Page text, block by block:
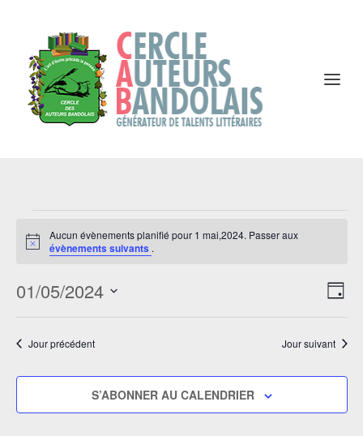
Évènements
for
Notice
Aucun évènements planifié pour 1 mai,2024. Passer aux
évènements suivants .
par
de
01/05/2024
Sélectionnez
une
date.
Jour précédent Jour suivant
S’ABONNER AU CALENDRIER